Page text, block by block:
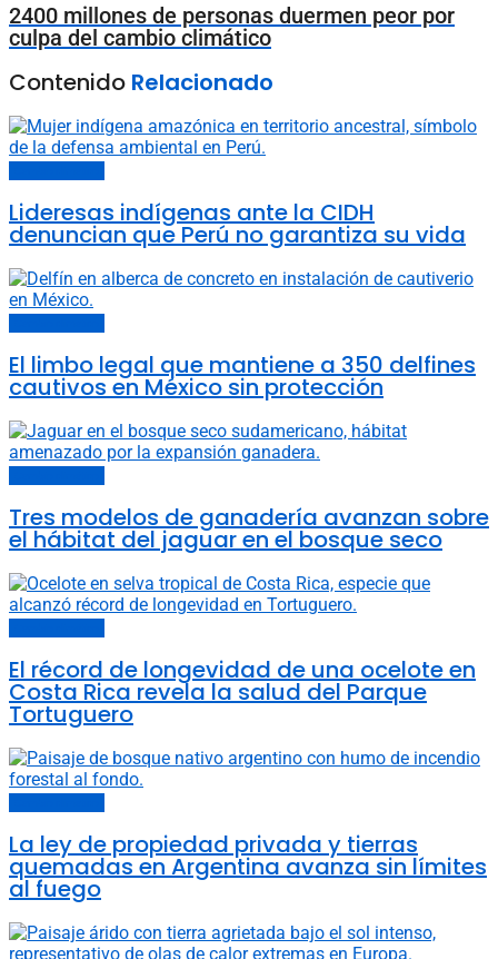
2400 millones de personas duermen peor por
culpa del cambio climático
Contenido Relacionado
Lideresas indígenas ante la CIDH
denuncian que Perú no garantiza su vida
El limbo legal que mantiene a 350 delfines
cautivos en México sin protección
Tres modelos de ganadería avanzan sobre
el hábitat del jaguar en el bosque seco
El récord de longevidad de una ocelote en
Costa Rica revela la salud del Parque
Tortuguero
La ley de propiedad privada y tierras
quemadas en Argentina avanza sin límites
al fuego